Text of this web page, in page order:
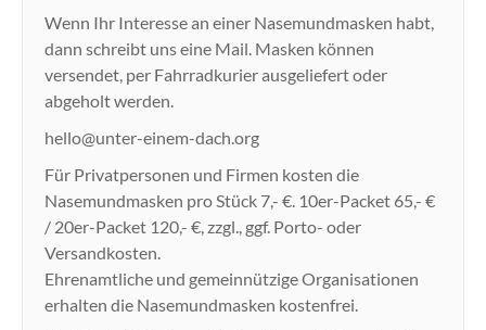
Wenn Ihr Interesse an einer Nasemundmasken habt,
dann schreibt uns eine Mail. Masken können
versendet, per Fahrradkurier ausgeliefert oder
abgeholt werden.
hello@unter-einem-dach.org
Für Privatpersonen und Firmen kosten die
Nasemundmasken pro Stück 7,- €. 10er-Packet 65,- €
/ 20er-Packet 120,- €, zzgl., ggf. Porto- oder
Versandkosten.
Ehrenamtliche und gemeinnützige Organisationen
erhalten die Nasemundmasken kostenfrei.